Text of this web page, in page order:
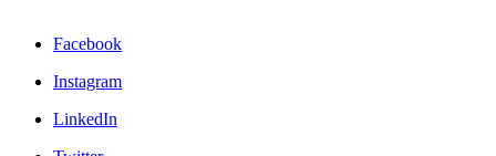
Facebook
Instagram
LinkedIn